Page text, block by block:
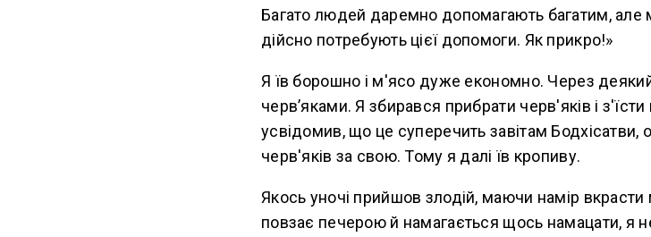
Багато людей даремно допомагають багатим, але
дійсно потребують цієї допомоги. Як прикро!»
Я їв борошно і м'ясо дуже економно. Через
черв’яками. Я збирався прибрати черв'яків і
усвідомив, що це суперечить завітам Бодхісатви,
черв'яків за свою. Тому я далі їв кропиву.
Якось уночі прийшов злодій, маючи намір
повзає печерою й намагається щось намацати, я